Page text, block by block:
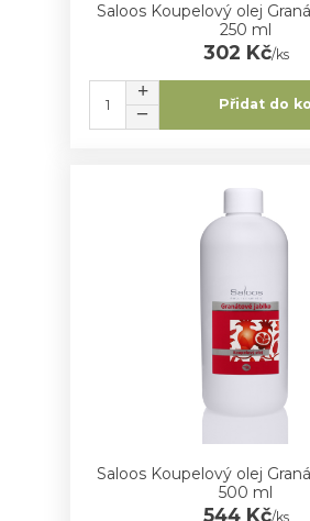
Saloos Koupelový olej
250 ml
302 Kč/ks
Přidat do
Saloos Koupelový olej
500 ml
544 Kč/ks